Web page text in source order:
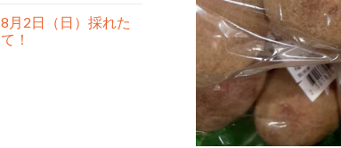
8月2日（日）採れた
て！